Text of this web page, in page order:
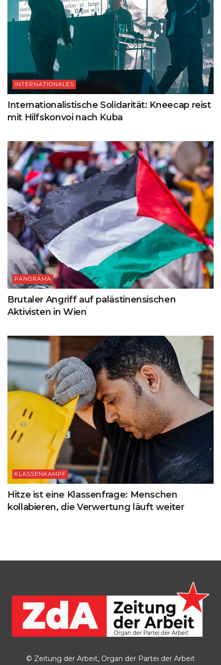
INTERNATIONALES
Internationalistische Solidarität: Kneecap reist
mit Hilfskonvoi nach Kuba
PANORAMA
Brutaler Angriff auf palästinensischen
Aktivisten in Wien
KLASSENKAMPF
Hitze ist eine Klassenfrage: Menschen
kollabieren, die Verwertung läuft weiter
© Zeitung der Arbeit, Organ der Partei der Arbeit